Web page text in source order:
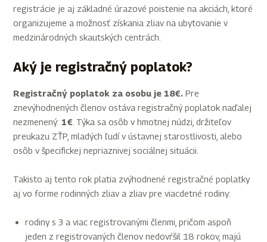
registrácie je aj základné úrazové poistenie na akciách, ktoré
organizujeme a možnosť získania zliav na ubytovanie v
medzinárodných skautských centrách.
Aký je registračný poplatok?
Registračný poplatok za osobu je 18€. Pre
znevýhodnených členov ostáva registračný poplatok naďalej
nezmenený: 1€ . Týka sa osôb v hmotnej núdzi, držiteľov
preukazu ZŤP, mladých ľudí v ústavnej starostlivosti, alebo
osôb v špecifickej nepriaznivej sociálnej situácii.
Takisto aj tento rok platia zvýhodnené registračné poplatky
aj vo forme rodinných zliav a zliav pre viacdetné rodiny:
rodiny s 3 a viac registrovanými členmi, pričom aspoň
jeden z registrovaných členov nedovŕšil 18 rokov, majú